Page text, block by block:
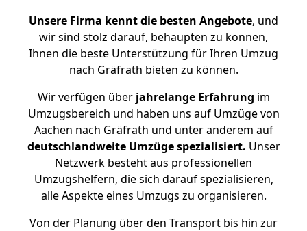
Unsere Firma kennt die besten Angebote, und
wir sind stolz darauf, behaupten zu können,
Ihnen die beste Unterstützung für Ihren Umzug
nach Gräfrath bieten zu können.
Wir verfügen überjahrelange Erfahrung im
Umzugsbereich und haben uns auf Umzüge von
Aachen nach Gräfrath und unter anderem auf
deutschlandweite Umzüge spezialisiert. Unser
Netzwerk besteht aus professionellen
Umzugshelfern, die sich darauf spezialisieren,
alle Aspekte eines Umzugs zu organisieren.
Von der Planung über den Transport bis hin zur